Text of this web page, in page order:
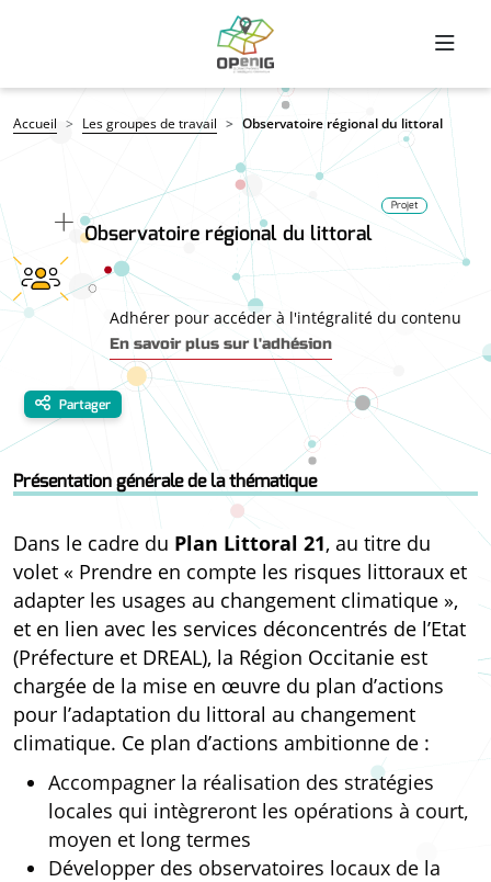
Fil d'Ariane
Accueil Les groupes de travail Observatoire régional du littoral
Observatoire régional du littoral
Projet
Adhérer pour accéder à l'intégralité du contenu
En savoir plus sur l'adhésion
Partager
Présentation générale de la thématique
Dans le cadre du Plan Littoral 21, au titre du
volet « Prendre en compte les risques littoraux et
adapter les usages au changement climatique »,
et en lien avec les services déconcentrés de l’Etat
(Préfecture et DREAL), la Région Occitanie est
chargée de la mise en œuvre du plan d’actions
pour l’adaptation du littoral au changement
climatique. Ce plan d’actions ambitionne de :
Accompagner la réalisation des stratégies
locales qui intègreront les opérations à court,
moyen et long termes
Développer des observatoires locaux de la